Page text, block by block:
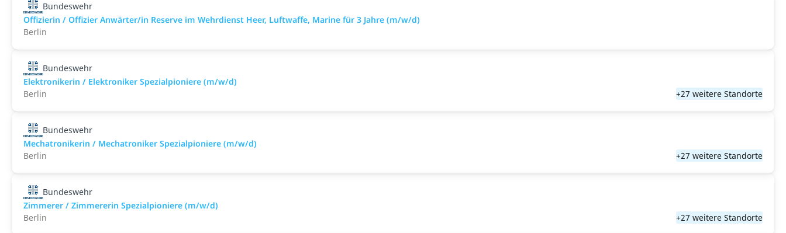
Bundeswehr
Offizierin / Offizier Anwärter/in Reserve im Wehrdienst Heer, Luftwaffe, Marine für 3 Jahre (m/w/d)
Berlin
Bundeswehr
Elektronikerin / Elektroniker Spezialpioniere (m/w/d)
Berlin
+27 weitere Standorte
Bundeswehr
Mechatronikerin / Mechatroniker Spezialpioniere (m/w/d)
Berlin
+27 weitere Standorte
Bundeswehr
Zimmerer / Zimmererin Spezialpioniere (m/w/d)
Berlin
+27 weitere Standorte